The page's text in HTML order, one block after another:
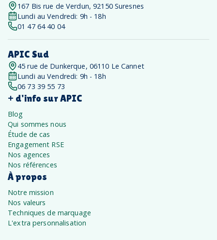
167 Bis rue de Verdun, 92150 Suresnes
Lundi au Vendredi: 9h - 18h
01 47 64 40 04
APIC Sud
45 rue de Dunkerque, 06110 Le Cannet
Lundi au Vendredi: 9h - 18h
06 73 39 55 73
+ d'info sur APIC
Blog
Qui sommes nous
Étude de cas
Engagement RSE
Nos agences
Nos références
À propos
Notre mission
Nos valeurs
Techniques de marquage
L'extra personnalisation